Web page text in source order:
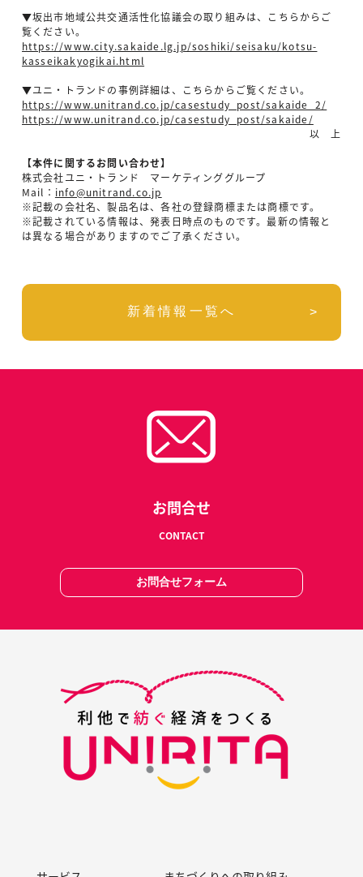
▼坂出市地域公共交通活性化協議会の取り組みは、こちらからご
覧ください。
https://www.city.sakaide.lg.jp/soshiki/seisaku/kotsu-
kasseikakyogikai.html
▼ユニ・トランドの事例詳細は、こちらからご覧ください。
https://www.unitrand.co.jp/casestudy_post/sakaide_2/
https://www.unitrand.co.jp/casestudy_post/sakaide/
以 上
【本件に関するお問い合わせ】
株式会社ユニ・トランド マーケティンググループ
Mail： info@unitrand.co.jp
※記載の会社名、製品名は、各社の登録商標または商標です。
※記載されている情報は、発表日時点のものです。最新の情報と
は異なる場合がありますのでご了承ください。
新着情報一覧へ
お問合せ
CONTACT
お問合せフォーム